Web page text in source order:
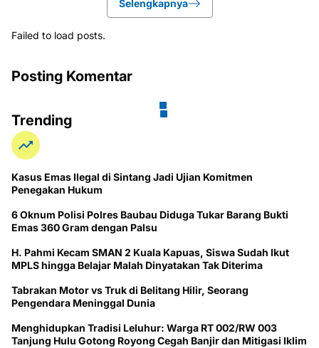
Selengkapnya
Failed to load posts.
Posting Komentar
Trending
Kasus Emas Ilegal di Sintang Jadi Ujian Komitmen
Penegakan Hukum
6 Oknum Polisi Polres Baubau Diduga Tukar Barang Bukti
Emas 360 Gram dengan Palsu
H. Pahmi Kecam SMAN 2 Kuala Kapuas, Siswa Sudah Ikut
MPLS hingga Belajar Malah Dinyatakan Tak Diterima
Tabrakan Motor vs Truk di Belitang Hilir, Seorang
Pengendara Meninggal Dunia
Menghidupkan Tradisi Leluhur: Warga RT 002/RW 003
Tanjung Hulu Gotong Royong Cegah Banjir dan Mitigasi Iklim